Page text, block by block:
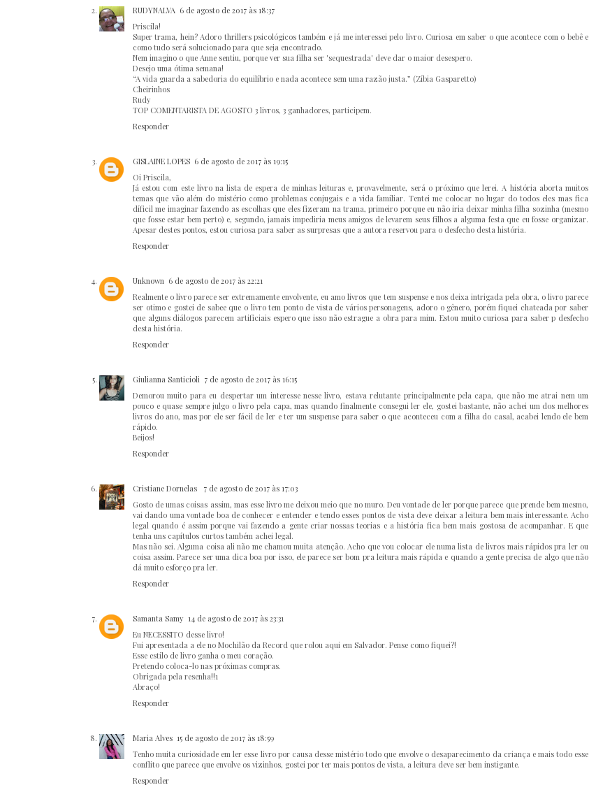
RUDYNALVA 6 de agosto de 2017 às 18:37
Priscila!
Super trama, hein? Adoro thrillers psicológicos também e já me interessei pelo livro. Curiosa em saber o que acontece com o bebê e
como tudo será solucionado para que seja encontrado.
Nem imagino o que Anne sentiu, porque ver sua filha ser 'sequestrada' deve dar o maior desespero.
Desejo uma ótima semana!
“A vida guarda a sabedoria do equilíbrio e nada acontece sem uma razão justa.” (Zíbia Gasparetto)
Cheirinhos
Rudy
TOP COMENTARISTA DE AGOSTO 3 livros, 3 ganhadores, participem.
Responder
GISLAINE LOPES 6 de agosto de 2017 às 19:15
Oi Priscila,
Já estou com este livro na lista de espera de minhas leituras e, provavelmente, será o próximo que lerei. A história aborta muitos
temas que vão além do mistério como problemas conjugais e a vida familiar. Tentei me colocar no lugar do todos eles mas fica
díficil me imaginar fazendo as escolhas que eles fizeram na trama, primeiro porque eu não iria deixar minha filha sozinha (mesmo
que fosse estar bem perto) e, segundo, jamais impediria meus amigos de levarem seus filhos a alguma festa que eu fosse organizar.
Apesar destes pontos, estou curiosa para saber as surpresas que a autora reservou para o desfecho desta história.
Responder
Unknown 6 de agosto de 2017 às 22:21
Realmente o livro parece ser extremamente envolvente, eu amo livros que tem suspense e nos deixa intrigada pela obra, o livro parece
ser otimo e gostei de sabee que o livro tem ponto de vista de vários personagens, adoro o gênero, porém fiquei chateada por saber
que alguns diálogos parecem artificiais espero que isso não estrague a obra para mim. Estou muito curiosa para saber p desfecho
desta história.
Responder
Giulianna Santicioli 7 de agosto de 2017 às 16:15
Demorou muito para eu despertar um interesse nesse livro, estava relutante principalmente pela capa, que não me atrai nem um
pouco e quase sempre julgo o livro pela capa, mas quando finalmente consegui ler ele, gostei bastante, não achei um dos melhores
livros do ano, mas por ele ser fácil de ler e ter um suspense para saber o que aconteceu com a filha do casal, acabei lendo ele bem
rápido.
Beijos!
Responder
Cristiane Dornelas
7 de agosto de 2017 às 17:03
Gosto de umas coisas assim, mas esse livro me deixou meio que no muro. Deu vontade de ler porque parece que prende bem mesmo,
vai dando uma vontade boa de conhecer e entender e tendo esses pontos de vista deve deixar a leitura bem mais interessante. Acho
legal quando é assim porque vai fazendo a gente criar nossas teorias e a história fica bem mais gostosa de acompanhar. E que
tenha uns capítulos curtos também achei legal.
Mas não sei. Alguma coisa ali não me chamou muita atenção. Acho que vou colocar ele numa lista de livros mais rápidos pra ler ou
coisa assim. Parece ser uma dica boa por isso, ele parece ser bom pra leitura mais rápida e quando a gente precisa de algo que não
dá muito esforço pra ler.
Responder
Samanta Samy 14 de agosto de 2017 às 23:31
Eu NECESSITO desse livro!
Fui apresentada a ele no Mochilão da Record que rolou aqui em Salvador. Pense como fiquei?!
Esse estilo de livro ganha o meu coração.
Pretendo coloca-lo nas próximas compras.
Obrigada pela resenha!!1
Abraço!
Responder
Maria Alves 15 de agosto de 2017 às 18:59
Tenho muita curiosidade em ler esse livro por causa desse mistério todo que envolve o desaparecimento da criança e mais todo esse
conflito que parece que envolve os vizinhos, gostei por ter mais pontos de vista, a leitura deve ser bem instigante.
Responder